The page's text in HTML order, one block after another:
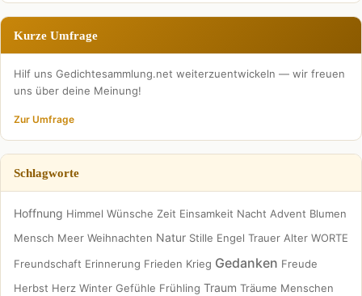
Kurze Umfrage
Hilf uns Gedichtesammlung.net weiterzuentwickeln — wir freuen
uns über deine Meinung!
Zur Umfrage
Schlagworte
Hoffnung Himmel Wünsche Zeit Einsamkeit Nacht Advent Blumen
Mensch Meer Weihnachten Natur Stille Engel Trauer Alter WORTE
Freundschaft Erinnerung Frieden Krieg Gedanken Freude
Herbst Herz Winter Gefühle Frühling Traum Träume Menschen